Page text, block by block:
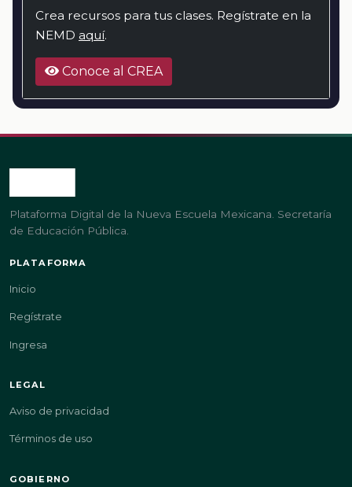
Crea recursos para tus clases. Regístrate en la
NEMD aquí.
Conoce al CREA
Plataforma Digital de la Nueva Escuela Mexicana. Secretaría
de Educación Pública.
PLATAFORMA
Inicio
Regístrate
Ingresa
LEGAL
Aviso de privacidad
Términos de uso
GOBIERNO